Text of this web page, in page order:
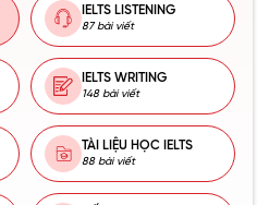
IELTS LISTENING
87 bài viết
IELTS WRITING
148 bài viết
TÀI LIỆU HỌC IELTS
88 bài viết